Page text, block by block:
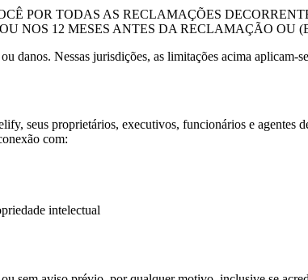
POR TODAS AS RECLAMAÇÕES
NOS 12 MESES ANTES DA RECLAMAÇÃO OU
danos. Nessas jurisdições, as limitações acima aplicam-
, seus proprietários, executivos, funcionários e agentes
com:
intelectual